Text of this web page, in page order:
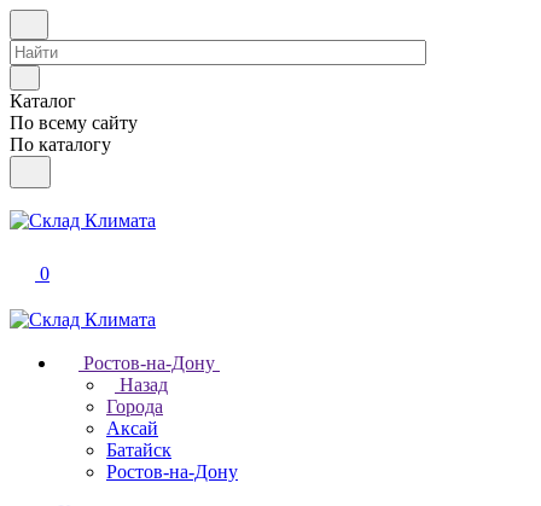
Каталог
По всему сайту
По каталогу
0
Ростов-на-Дону
Назад
Города
Аксай
Батайск
Ростов-на-Дону